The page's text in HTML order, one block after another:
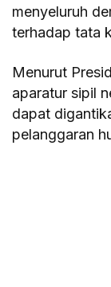
menyeluruh
terhadap tata
Menurut
aparatur sipil
dapat
pelanggaran